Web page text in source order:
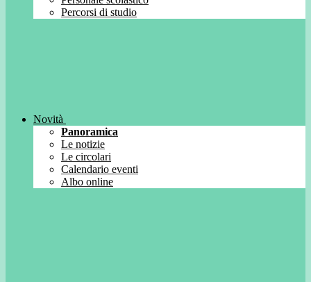
Percorsi di studio
Novità
Panoramica
Le notizie
Le circolari
Calendario eventi
Albo online